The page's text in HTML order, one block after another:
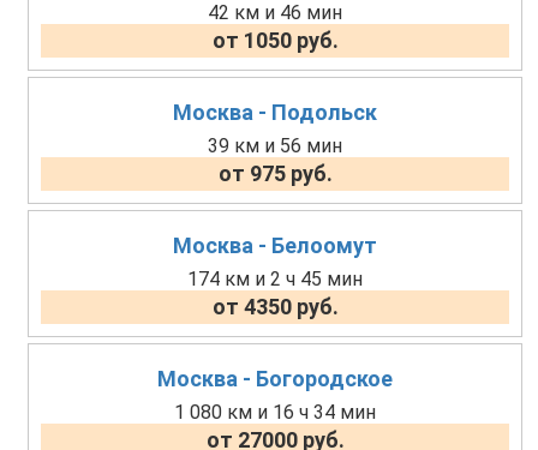
42 км и 46 мин
от 1050 руб.
Москва - Подольск
39 км и 56 мин
от 975 руб.
Москва - Белоомут
174 км и 2 ч 45 мин
от 4350 руб.
Москва - Богородское
1 080 км и 16 ч 34 мин
от 27000 руб.